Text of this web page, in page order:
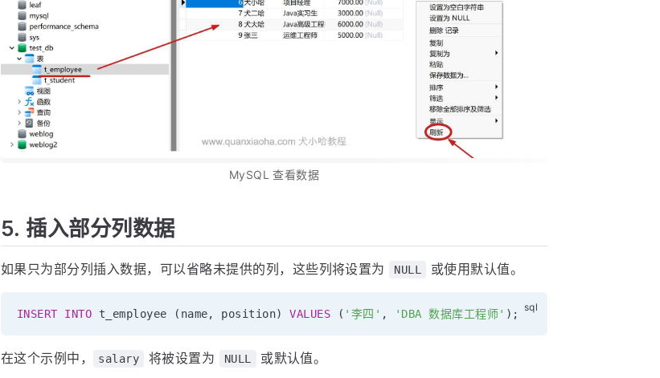
MySQL 查看数据
5. 插入部分列数据
如果只为部分列插入数据，可以省略未提供的列，这些列将设置为 NULL 或使用默认值。
INSERT INTO t_employee ( name, position) VALUES ( '李四' , 'DBA 数据库工程师' ) ;
在这个示例中， salary 将被设置为 NULL 或默认值。